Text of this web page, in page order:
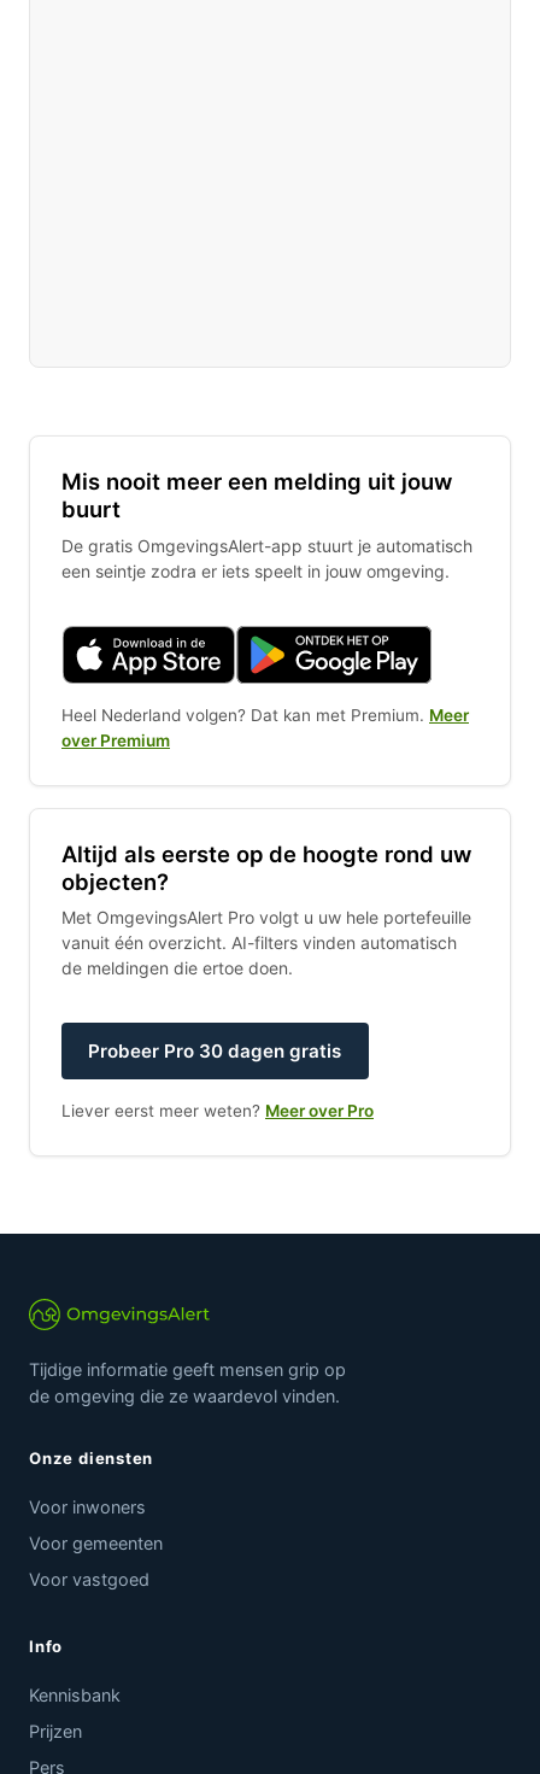
Mis nooit meer een melding uit jouw
buurt
De gratis OmgevingsAlert-app stuurt je automatisch
een seintje zodra er iets speelt in jouw omgeving.
Heel Nederland volgen? Dat kan met Premium. Meer
over Premium
Altijd als eerste op de hoogte rond uw
objecten?
Met OmgevingsAlert Pro volgt u uw hele portefeuille
vanuit één overzicht. AI-filters vinden automatisch
de meldingen die ertoe doen.
Probeer Pro 30 dagen gratis
Liever eerst meer weten? Meer over Pro
Tijdige informatie geeft mensen grip op
de omgeving die ze waardevol vinden.
Onze diensten
Voor inwoners
Voor gemeenten
Voor vastgoed
Info
Kennisbank
Prijzen
Pers